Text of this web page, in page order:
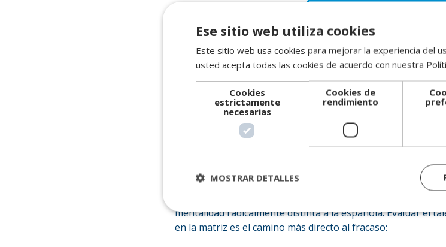
Buscador de
vs. España: El
mentalidad radicalmente distinta a la española. Evaluar el
en la matriz es el camino más directo al fracaso:
Ese sitio web utiliza cookies
Este sitio web usa cookies para mejorar la experiencia del
usted acepta todas las cookies de acuerdo con nuestra
Cookies
estrictamente
necesarias
Cookies de
rendimiento
MOSTRAR DETALLES